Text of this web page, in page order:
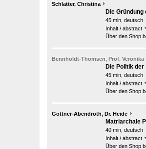
Schlatter, Christina
Die
45 min, deutsch
Inhalt / abstract
Über den Shop
Bennholdt-Thomsen, Prof. Veronika
Die Politik
45 min, deutsch
Inhalt / abstract
Über den Shop
Göttner-Abendroth, Dr. Heide
Matriarchale
40 min, deutsch
Inhalt / abstract
Über den Shop